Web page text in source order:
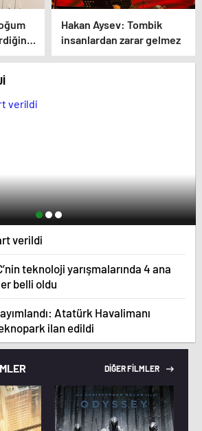
Hakan Aysev: Tombik
insanlardan zarar gelmez
verildi
teknoloji yarışmalarında 4 ana
belli oldu
Atatürk Havalimanı
ilan edildi
DİĞER FİLMLER